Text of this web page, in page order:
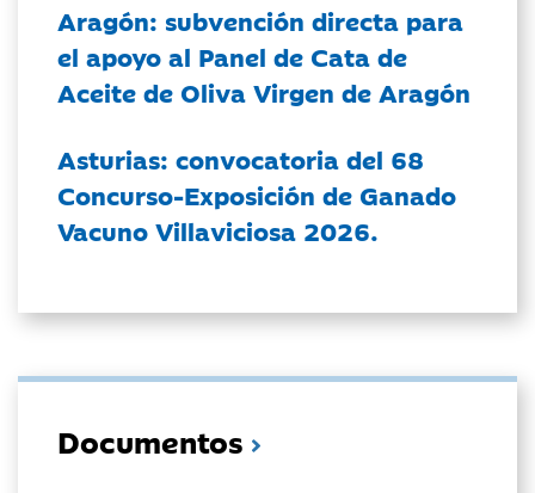
Aragón: subvención directa para
el apoyo al Panel de Cata de
Aceite de Oliva Virgen de Aragón
Asturias: convocatoria del 68
Concurso-Exposición de Ganado
Vacuno Villaviciosa 2026.
Documentos